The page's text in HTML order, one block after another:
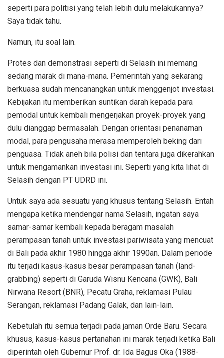
seperti para politisi yang telah lebih dulu melakukannya?
Saya tidak tahu.
Namun, itu soal lain.
Protes dan demonstrasi seperti di Selasih ini memang
sedang marak di mana-mana. Pemerintah yang sekarang
berkuasa sudah mencanangkan untuk menggenjot investasi.
Kebijakan itu memberikan suntikan darah kepada para
pemodal untuk kembali mengerjakan proyek-proyek yang
dulu dianggap bermasalah. Dengan orientasi penanaman
modal, para pengusaha merasa memperoleh beking dari
penguasa. Tidak aneh bila polisi dan tentara juga dikerahkan
untuk mengamankan investasi ini. Seperti yang kita lihat di
Selasih dengan PT UDRD ini.
Untuk saya ada sesuatu yang khusus tentang Selasih. Entah
mengapa ketika mendengar nama Selasih, ingatan saya
samar-samar kembali kepada beragam masalah
perampasan tanah untuk investasi pariwisata yang mencuat
di Bali pada akhir 1980 hingga akhir 1990an. Dalam periode
itu terjadi kasus-kasus besar perampasan tanah (land-
grabbing) seperti di Garuda Wisnu Kencana (GWK), Bali
Nirwana Resort (BNR), Pecatu Graha, reklamasi Pulau
Serangan, reklamasi Padang Galak, dan lain-lain.
Kebetulah itu semua terjadi pada jaman Orde Baru. Secara
khusus, kasus-kasus pertanahan ini marak terjadi ketika Bali
diperintah oleh Gubernur Prof. dr. Ida Bagus Oka (1988-